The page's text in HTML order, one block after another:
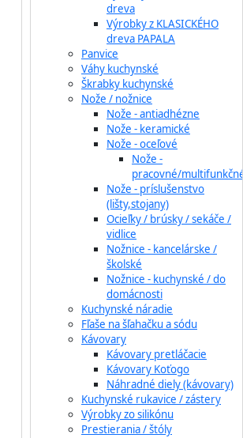
dreva
Výrobky z KLASICKÉHO
dreva PAPALA
Panvice
Váhy kuchynské
Škrabky kuchynské
Nože / nožnice
Nože - antiadhézne
Nože - keramické
Nože - oceľové
Nože -
pracovné/multifunkčné
Nože - príslušenstvo
(lišty,stojany)
Ocieľky / brúsky / sekáče /
vidlice
Nožnice - kancelárske /
školské
Nožnice - kuchynské / do
domácnosti
Kuchynské náradie
Fľaše na šľahačku a sódu
Kávovary
Kávovary pretláčacie
Kávovary Koťogo
Náhradné diely (kávovary)
Kuchynské rukavice / zástery
Výrobky zo silikónu
Prestierania / štóly